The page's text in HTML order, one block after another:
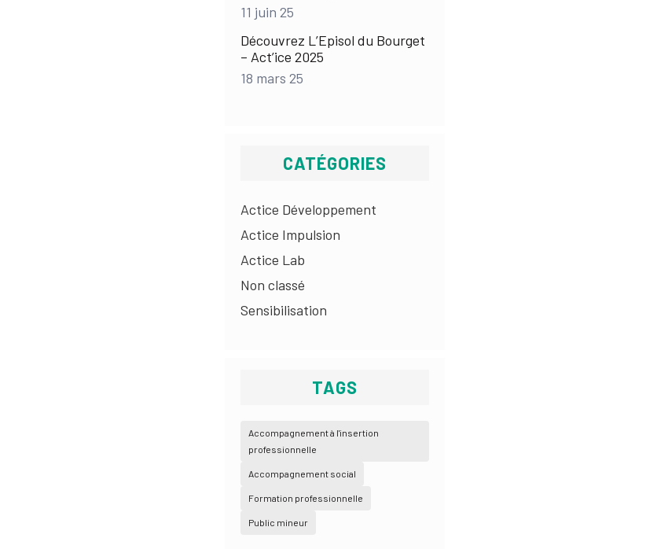
11 juin 25
Découvrez L’Episol du Bourget
– Act’ice 2025
18 mars 25
CATÉGORIES
Actice Développement
Actice Impulsion
Actice Lab
Non classé
Sensibilisation
TAGS
Accompagnement à l'insertion
professionnelle
Accompagnement social
Formation professionnelle
Public mineur